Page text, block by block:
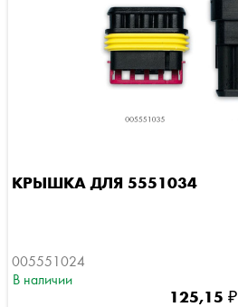
КРЫШКА ДЛЯ 5551034
005551024
В наличии
125,15 ₽